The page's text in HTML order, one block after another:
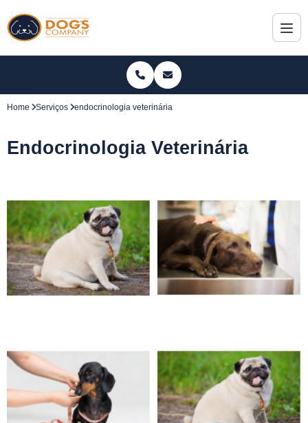
Home Serviços endocrinologia veterinária
Endocrinologia Veterinária